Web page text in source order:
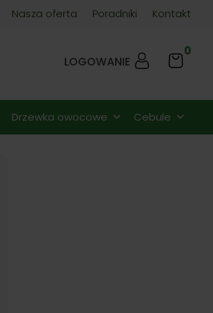
Nasza oferta Poradniki Kontakt
LOGOWANIE
0
Drzewka owocowe Cebule